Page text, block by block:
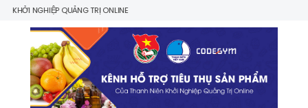
NGHIỆP QUẢNG TRỊ ONLINE